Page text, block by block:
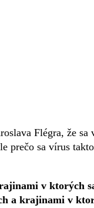
Flégra, že
prečo sa vírus
v ktorých
a krajinami v